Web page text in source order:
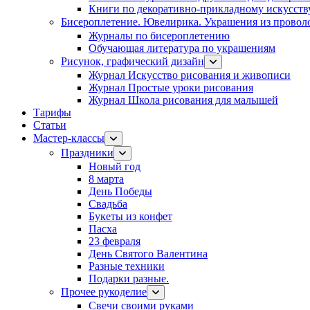
Книги по декоративно-прикладному
Бисероплетение. Ювелирика. Украшения из
Журналы по бисероплетению
Обучающая литература по украшениям
Рисунок, графический дизайн
Журнал Искусство рисования и живописи
Журнал Простые уроки рисования
Журнал Школа рисования для малышей
Тарифы
Статьи
Мастер-классы
Праздники
Новый год
8 марта
День Победы
Свадьба
Букеты из конфет
Пасха
23 февраля
День Святого Валентина
Разные техники
Подарки разные.
Прочее рукоделие
Свечи своими руками